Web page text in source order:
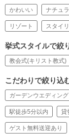
かわいい ナチュ
リゾート スタイ
挙式スタイルで絞
教会式(キリスト教式)
こだわりで絞り込
ガーデンウエディング
駅徒歩5分以内 貸
ゲスト無料送迎あり